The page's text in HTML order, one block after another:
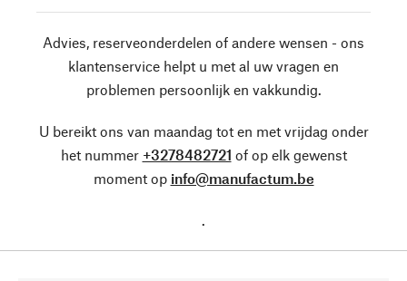
Advies, reserveonderdelen of andere wensen - ons
klantenservice helpt u met al uw vragen en
problemen persoonlijk en vakkundig.
U bereikt ons van maandag tot en met vrijdag onder
het nummer +3278482721 of op elk gewenst
moment op info@manufactum.be
.